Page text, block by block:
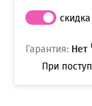
Гарантия: Нет
При